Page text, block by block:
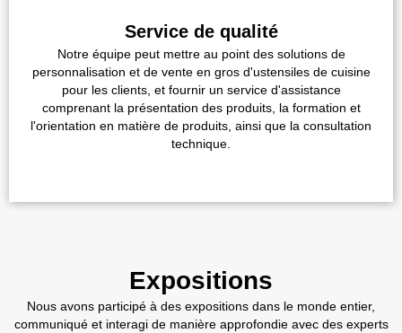
Service de qualité
Notre équipe peut mettre au point des solutions de
personnalisation et de vente en gros d'ustensiles de cuisine
pour les clients, et fournir un service d'assistance
comprenant la présentation des produits, la formation et
l'orientation en matière de produits, ainsi que la consultation
technique.
Expositions
Nous avons participé à des expositions dans le monde entier,
communiqué et interagi de manière approfondie avec des experts